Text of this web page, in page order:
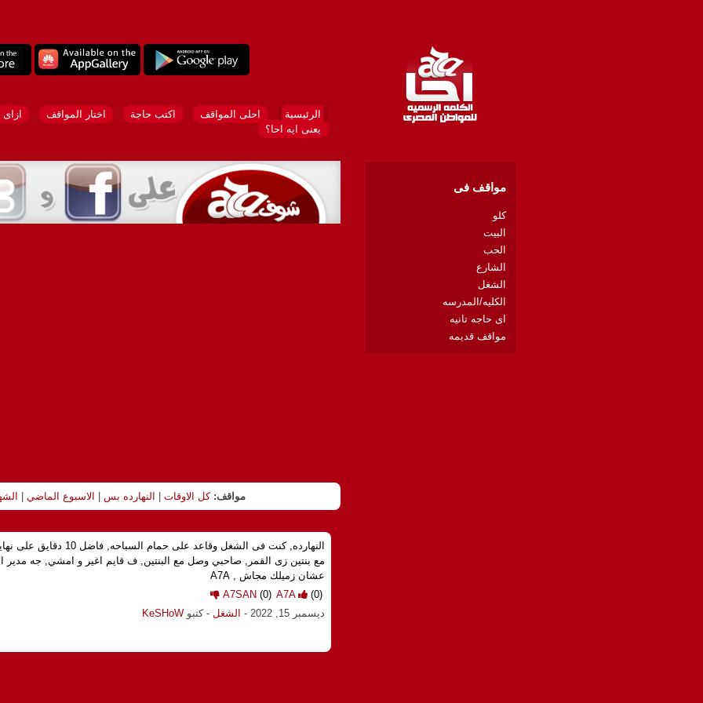
الرئيسية احلى المواقف اكتب حاجة اختار المواقف
يعنى ايه احا؟
مواقف: كل الاوقات | النهارده بس | الاسبوع الماضي |
النهارده, كنت فى الشغل
مع بنتين زى القمر, صاحبي وصل مع البنتين, ف قايم اغير و امشي, جه
عشان زميلك مجاش , A7A
A7A
(0)
(0)
A7SAN
ديسمبر 15, 2022
- الشغل - كتبو KeSHoW
مواقف فى
كلو
البيت
الحب
الشارع
الشغل
الكليه/المدرسه
اى حاجه تانيه
مواقف قديمه